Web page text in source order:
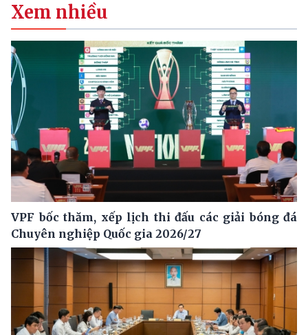
Xem nhiều
VPF bốc thăm, xếp lịch thi đấu các giải bóng đá
Chuyên nghiệp Quốc gia 2026/27